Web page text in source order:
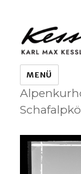
KARL
MENÜ